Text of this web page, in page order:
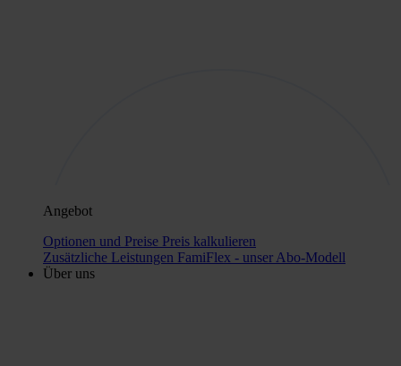
Angebot
Optionen und Preise Preis kalkulieren
Zusätzliche Leistungen FamiFlex - unser Abo-Modell
Über uns